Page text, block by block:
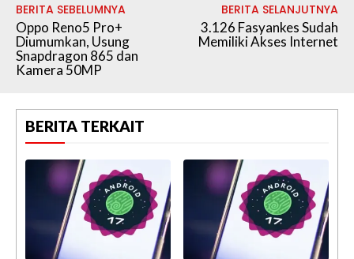
BERITA SEBELUMNYA
Oppo Reno5 Pro+
Diumumkan, Usung
Snapdragon 865 dan
Kamera 50MP
BERITA SELANJUTNYA
3.126 Fasyankes Sudah
Memiliki Akses Internet
BERITA TERKAIT